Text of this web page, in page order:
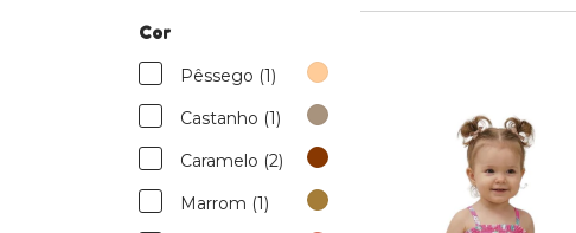
Cor
Pêssego (1)
Castanho (1)
Caramelo (2)
Marrom (1)